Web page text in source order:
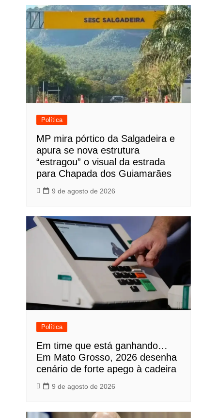
Política
MP mira pórtico da Salgadeira e
apura se nova estrutura
“estragou” o visual da estrada
para Chapada dos Guiamarães
9 de agosto de 2026
Política
Em time que está ganhando…
Em Mato Grosso, 2026 desenha
cenário de forte apego à cadeira
9 de agosto de 2026